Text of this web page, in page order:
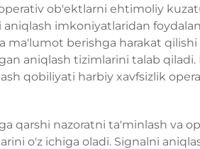
ob'ektlarni ehtimoliy
imkoniyatlaridan
ma'lumot berishga harakat
aniqlash tizimlarini talab qiladi.
qobiliyati harbiy xavfsizlik
qarshi nazoratni ta'minlash va
o'z ichiga oladi. Signalni